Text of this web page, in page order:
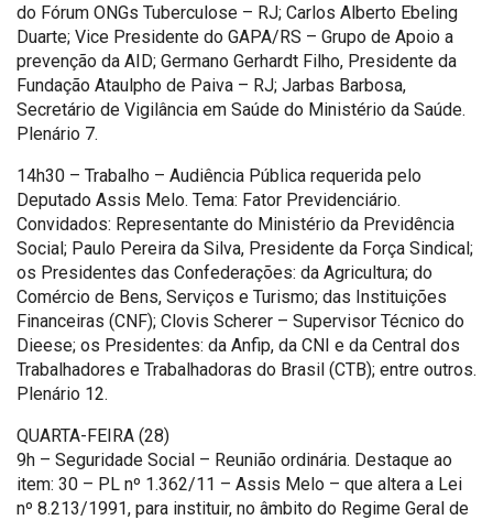
do Fórum ONGs Tuberculose – RJ; Carlos Alberto Ebeling
Duarte; Vice Presidente do GAPA/RS – Grupo de Apoio a
prevenção da AID; Germano Gerhardt Filho, Presidente da
Fundação Ataulpho de Paiva – RJ; Jarbas Barbosa,
Secretário de Vigilância em Saúde do Ministério da Saúde.
Plenário 7.
14h30 – Trabalho – Audiência Pública requerida pelo
Deputado Assis Melo. Tema: Fator Previdenciário.
Convidados: Representante do Ministério da Previdência
Social; Paulo Pereira da Silva, Presidente da Força Sindical;
os Presidentes das Confederações: da Agricultura; do
Comércio de Bens, Serviços e Turismo; das Instituições
Financeiras (CNF); Clovis Scherer – Supervisor Técnico do
Dieese; os Presidentes: da Anfip, da CNI e da Central dos
Trabalhadores e Trabalhadoras do Brasil (CTB); entre outros.
Plenário 12.
QUARTA-FEIRA (28)
9h – Seguridade Social – Reunião ordinária. Destaque ao
item: 30 – PL nº 1.362/11 – Assis Melo – que altera a Lei
nº 8.213/1991, para instituir, no âmbito do Regime Geral de